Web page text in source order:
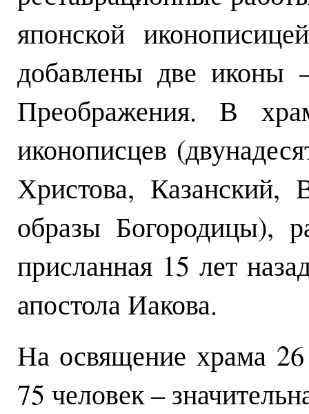
японской
добавлены две иконы
Преображения. В
иконописцев
Христова, Казанский,
образы Богородицы),
присланная 15 лет
апостола Иакова.
На освящение храма 26
75 человек –